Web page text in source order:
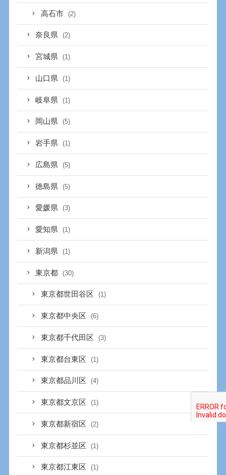
高石市 (2)
奈良県 (2)
宮城県 (1)
山口県 (1)
岐阜県 (1)
岡山県 (5)
岩手県 (1)
広島県 (5)
徳島県 (5)
愛媛県 (3)
愛知県 (1)
新潟県 (1)
東京都 (30)
東京都世田谷区 (1)
東京都中央区 (6)
東京都千代田区 (3)
東京都台東区 (1)
東京都品川区 (4)
東京都文京区 (1)
東京都新宿区 (2)
東京都杉並区 (1)
東京都江東区 (1)